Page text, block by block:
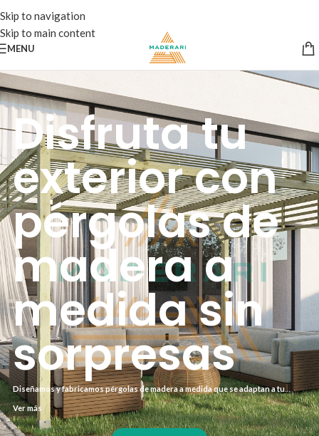
Skip to navigation
Skip to main content
MENU
Disfruta tu
exterior con
pérgolas de
madera a
medida sin
sorpresas
Diseñamos y fabricamos pérgolas de madera a medida que se adaptan a tu
terraza, jardín o negocio. Cada proyecto es único: elegimos la madera, el
acabado y las dimensiones exactas para que encaje perfectamente. Olvídate de
soluciones estándar que no terminan de convencer.
Ver más